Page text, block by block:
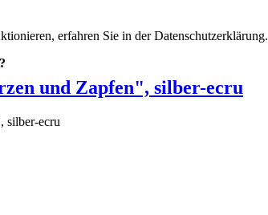
und Zapfen", silber-ecru
silber-ecru
erfahren Sie in der Datenschutzerklärung.